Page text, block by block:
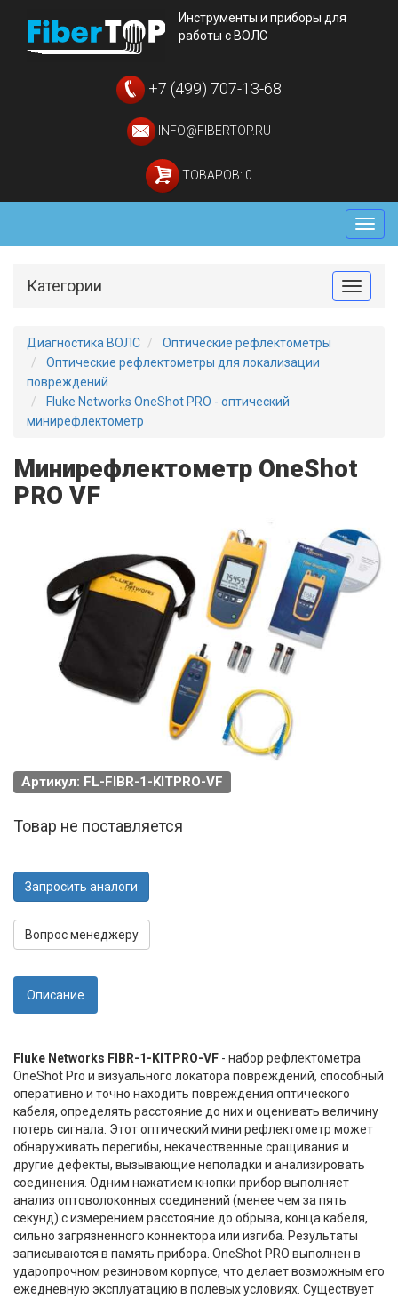
Инструменты и приборы для
работы с ВОЛС
+7 (499) 707-13-68
INFO@FIBERTOP.RU
ТОВАРОВ: 0
Меню
Toggle
Категории
Диагностика ВОЛС
Оптические рефлектометры
Оптические рефлектометры для локализации
повреждений
Fluke Networks OneShot PRO - оптический
минирефлектометр
Минирефлектометр OneShot
PRO VF
Артикул: FL-FIBR-1-KITPRO-VF
Товар не поставляется
Запросить аналоги
Вопрос менеджеру
Описание
Fluke Networks FIBR-1-KITPRO-VF - набор рефлектометра
OneShot Pro и визуального локатора повреждений, способный
оперативно и точно находить повреждения оптического
кабеля, определять расстояние до них и оценивать величину
потерь сигнала. Этот оптический мини рефлектометр может
обнаруживать перегибы, некачественные сращивания и
другие дефекты, вызывающие неполадки и анализировать
соединения. Одним нажатием кнопки прибор выполняет
анализ оптоволоконных соединений (менее чем за пять
секунд) с измерением расстояние до обрыва, конца кабеля,
сильно загрязненного коннектора или изгиба. Результаты
записываются в память прибора. OneShot PRO выполнен в
ударопрочном резиновом корпусе, что делает возможным его
ежедневную эксплуатацию в полевых условиях. Существует